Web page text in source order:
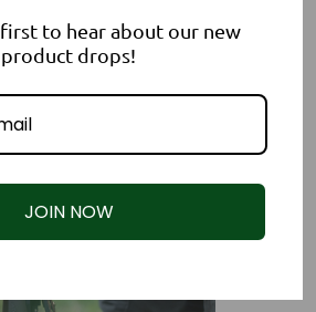
to hear about our new
product drops!
JOIN NOW